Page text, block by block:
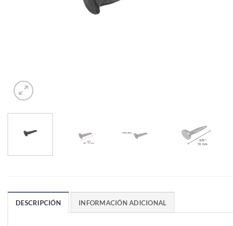
DESCRIPCIÓN INFORMACIÓN ADICIONAL